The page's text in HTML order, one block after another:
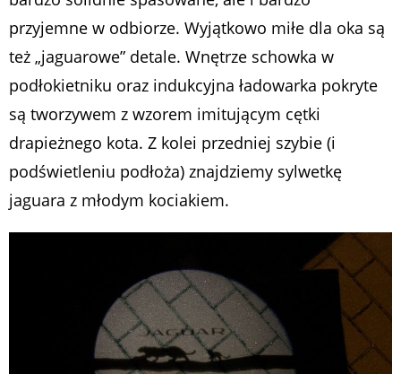
przyjemne w odbiorze. Wyjątkowo miłe dla oka są
też „jaguarowe” detale. Wnętrze schowka w
podłokietniku oraz indukcyjna ładowarka pokryte
są tworzywem z wzorem imitującym cętki
drapieżnego kota. Z kolei przedniej szybie (i
podświetleniu podłoża) znajdziemy sylwetkę
jaguara z młodym kociakiem.